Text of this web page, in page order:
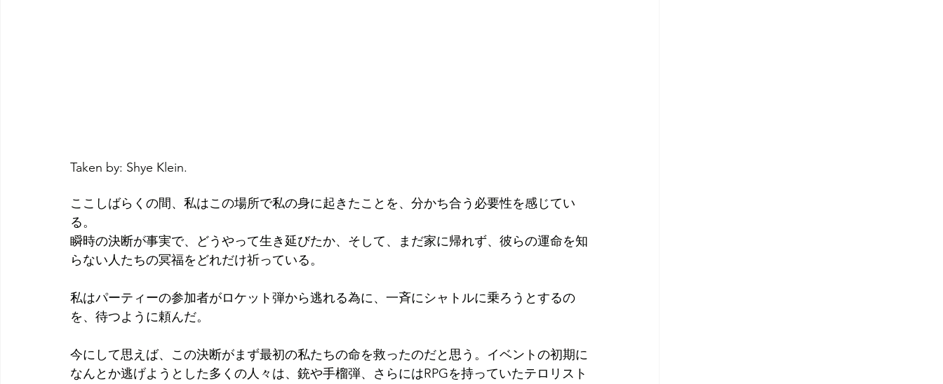
Taken by: Shye Klein.
ここしばらくの間、私はこの場所で私の身に起きたことを、分かち合う必要性を感じてい
る。
瞬時の決断が事実で、どうやって生き延びたか、そして、まだ家に帰れず、彼らの運命を知
らない人たちの冥福をどれだけ祈っている。
私はパーティーの参加者がロケット弾から逃れる為に、一斉にシャトルに乗ろうとするの
を、待つように頼んだ。
今にして思えば、この決断がまず最初の私たちの命を救ったのだと思う。イベントの初期に
なんとか逃げようとした多くの人々は、銃や手榴弾、さらにはRPGを持っていたテロリスト